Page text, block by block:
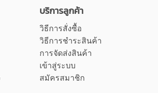
บริการลูกค้า
วิธีการสั่งซื้อ
วิธีการชำระสินค้า
การจัดส่งสินค้า
เข้าสู่ระบบ
สมัครสมาชิก